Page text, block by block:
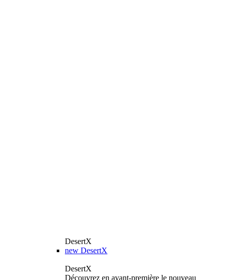
DesertX
new DesertX
DesertX
Découvrez en avant-première le nouveau